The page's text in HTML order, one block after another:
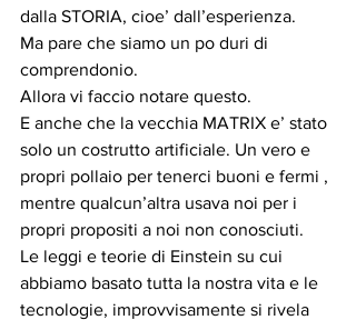
dalla STORIA, cioe’ dall’esperienza.
Ma pare che siamo un po duri di
comprendonio.
Allora vi faccio notare questo.
E anche che la vecchia MATRIX e’ stato
solo un costrutto artificiale. Un vero e
propri pollaio per tenerci buoni e fermi ,
mentre qualcun’altra usava noi per i
propri propositi a noi non conosciuti.
Le leggi e teorie di Einstein su cui
abbiamo basato tutta la nostra vita e le
tecnologie, improvvisamente si rivela